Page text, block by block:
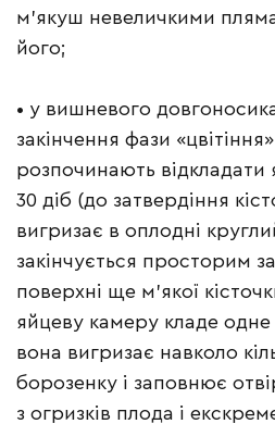
м’якуш невеличкими
його;
• у вишневого
закінчення фази
розпочинають
30 діб (до затвердіння
вигризає в оплодні
закінчується просторим
поверхні ще м’якої
яйцеву камеру кладе одне
вона вигризає навколо
борозенку і заповнює
з огризків плода і